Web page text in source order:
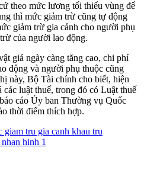
theo mức lương tối thiểu vùng để
thì mức giảm trừ cũng tự động
giảm trừ gia cảnh cho người phụ
của người lao động.
giá ngày càng tăng cao, chi phí
động và người phụ thuộc cũng
này, Bộ Tài chính cho biết, hiện
các luật thuế, trong đó có Luật thuế
cáo Ủy ban Thường vụ Quốc
thời điểm thích hợp.